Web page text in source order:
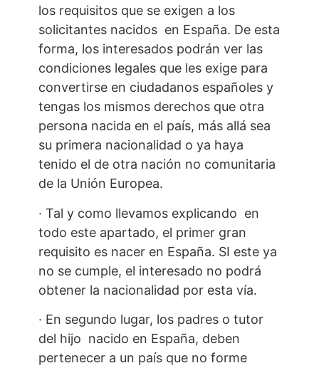
los requisitos que se exigen a los
solicitantes nacidos en España. De esta
forma, los interesados podrán ver las
condiciones legales que les exige para
convertirse en ciudadanos españoles y
tengas los mismos derechos que otra
persona nacida en el país, más allá sea
su primera nacionalidad o ya haya
tenido el de otra nación no comunitaria
de la Unión Europea.
· Tal y como llevamos explicando en
todo este apartado, el primer gran
requisito es nacer en España. SI este ya
no se cumple, el interesado no podrá
obtener la nacionalidad por esta vía.
· En segundo lugar, los padres o tutor
del hijo nacido en España, deben
pertenecer a un país que no forme